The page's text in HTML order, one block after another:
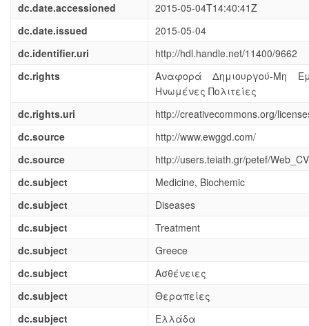
dc.date.accessioned
2015-05-04T14:40:41Z
dc.date.issued
2015-05-04
dc.identifier.uri
http://hdl.handle.net/11400/9662
dc.rights
Αναφορά Δημιουργού-Μη
Ηνωμένες Πολιτείες
dc.rights.uri
http://creativecommons.org/
dc.source
http://www.ewggd.com/
dc.source
http://users.teiath.gr/petef/
dc.subject
Medicine, Biochemic
dc.subject
Diseases
dc.subject
Treatment
dc.subject
Greece
dc.subject
Ασθένειες
dc.subject
Θεραπείες
dc.subject
Ελλάδα